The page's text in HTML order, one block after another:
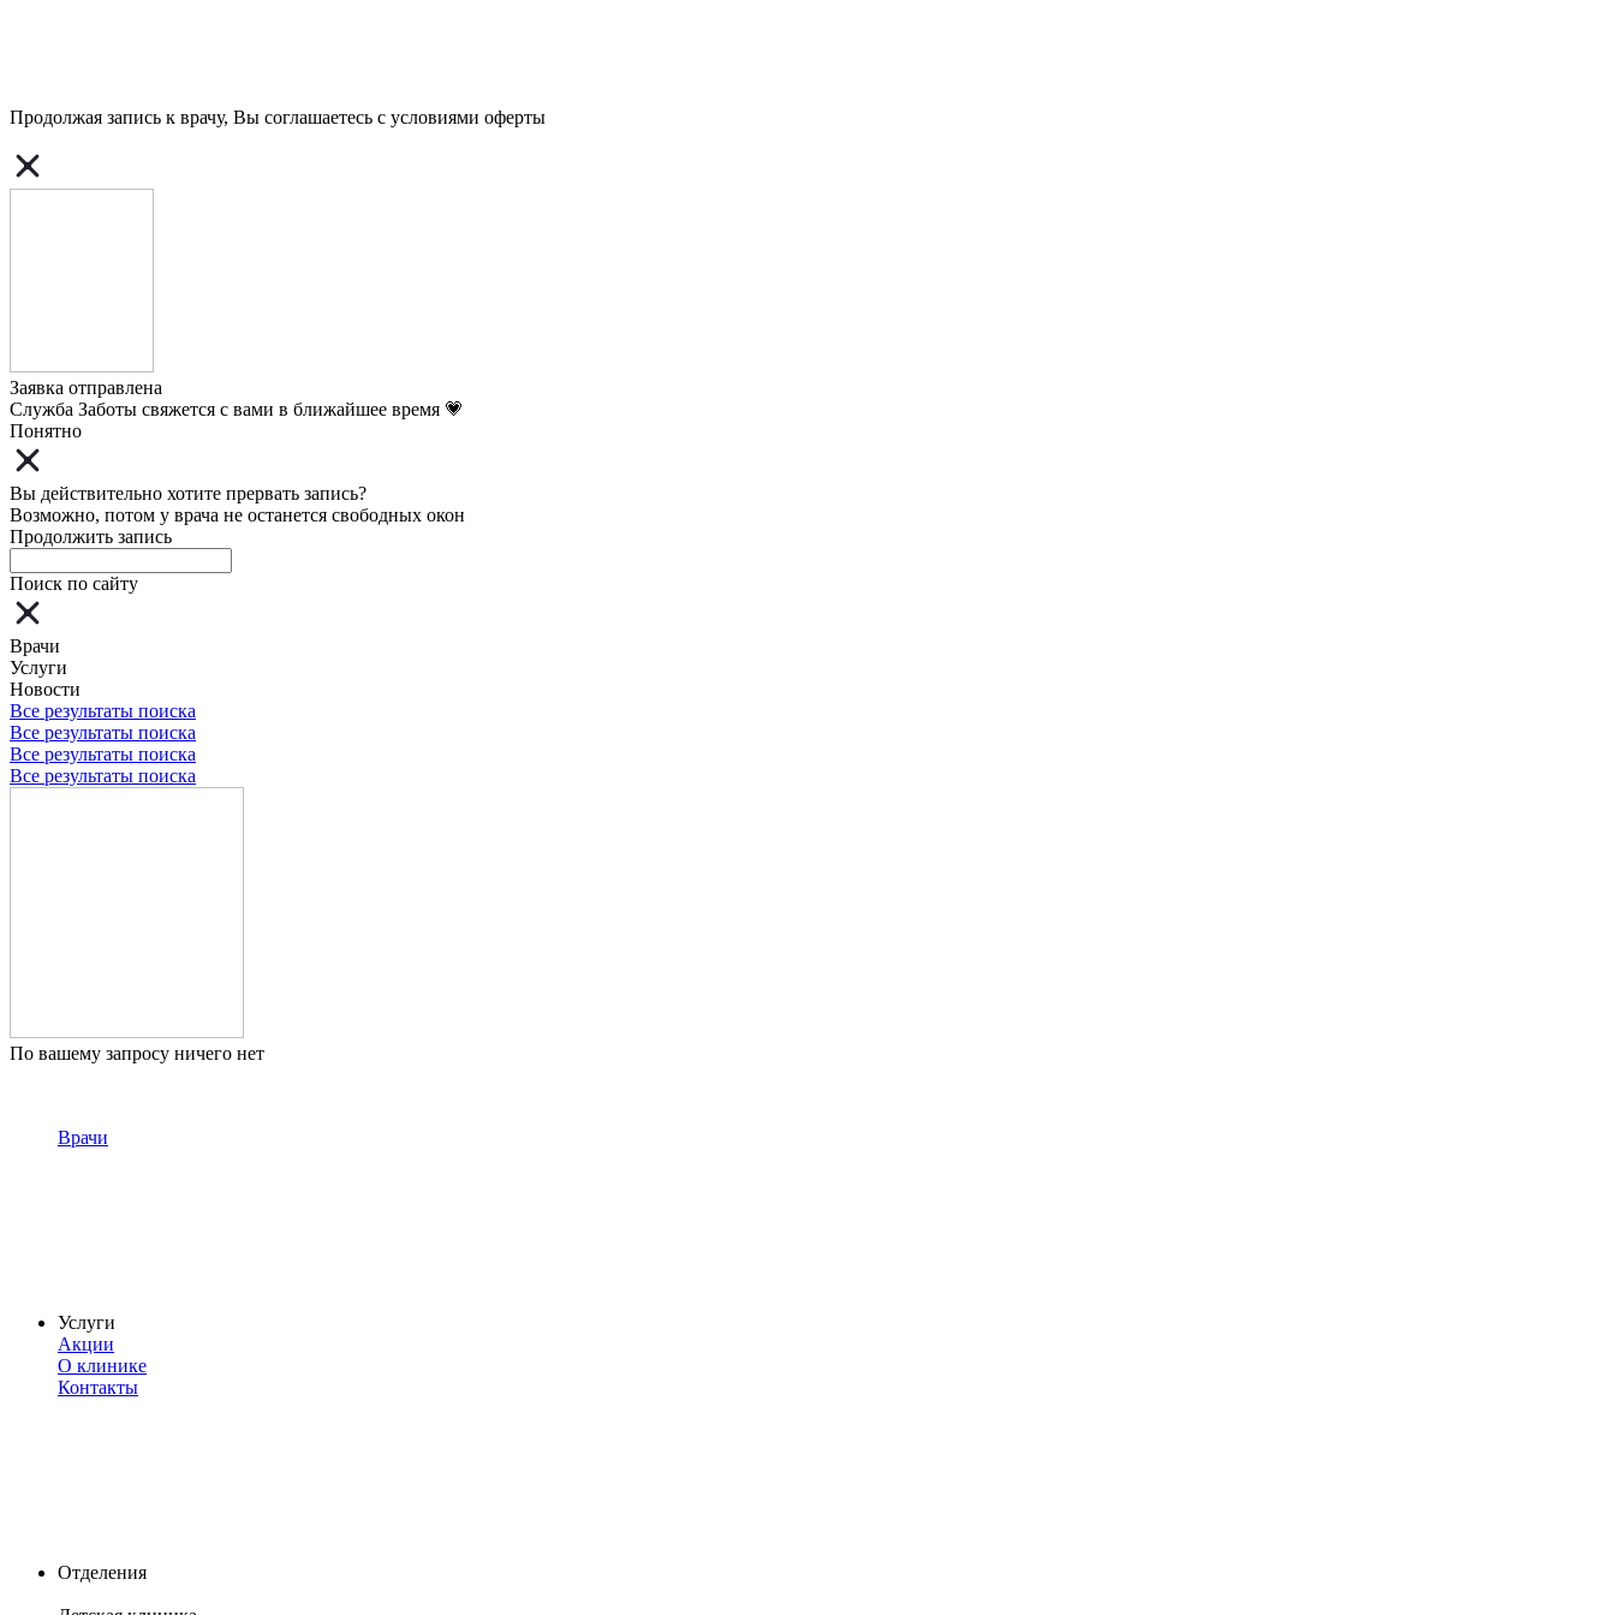
Продолжая запись к врачу, Вы соглашаетесь с условиями оферты
Заявка отправлена
Служба Заботы свяжется с вами в ближайшее время 💗
Понятно
Вы действительно хотите прервать запись?
Возможно, потом у врача не останется свободных окон
Продолжить запись
Поиск по сайту
Врачи
Услуги
Новости
Все результаты поиска
Все результаты поиска
Все результаты поиска
Все результаты поиска
По вашему запросу ничего нет
Врачи
Услуги
Акции
О клинике
Контакты
Отделения